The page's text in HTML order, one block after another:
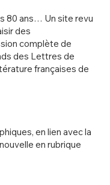
80 ans… Un site revu
des
complète de
des Lettres de
françaises de
en lien avec la
en rubrique